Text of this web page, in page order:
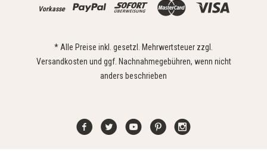
Vorkasse
* Alle Preise inkl. gesetzl. Mehrwertsteuer zzgl.
Versandkosten und ggf. Nachnahmegebühren, wenn nicht
anders beschrieben